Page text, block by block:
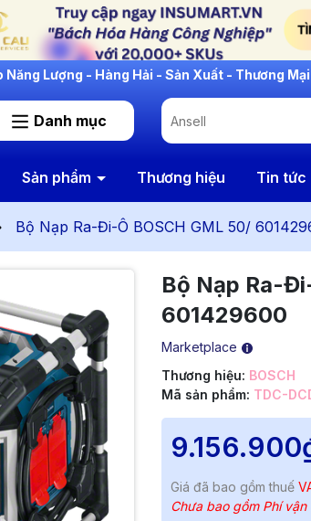
- Cải Tiến
Danh mục
Sản phẩm Thương hiệu Tin tức
Bộ Nạp Ra-Đi-Ô BOSCH GML 50/
Bộ Nạp Ra-
601429600
Marketplace
Thương hiệu: BOSCH
Mã sản phẩm: TDC-
Giá đã bao gồm thuế
Chưa bao gồm Phí